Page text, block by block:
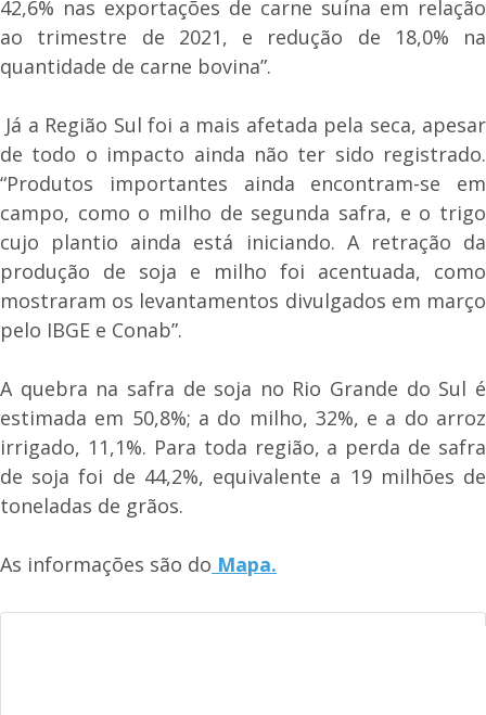
42,6% nas exportações de carne suína em relação
ao trimestre de 2021, e redução de 18,0% na
quantidade de carne bovina”.
Já a Região Sul foi a mais afetada pela seca, apesar
de todo o impacto ainda não ter sido registrado.
“Produtos importantes ainda encontram-se em
campo, como o milho de segunda safra, e o trigo
cujo plantio ainda está iniciando. A retração da
produção de soja e milho foi acentuada, como
mostraram os levantamentos divulgados em março
pelo IBGE e Conab”.
A quebra na safra de soja no Rio Grande do Sul é
estimada em 50,8%; a do milho, 32%, e a do arroz
irrigado, 11,1%. Para toda região, a perda de safra
de soja foi de 44,2%, equivalente a 19 milhões de
toneladas de grãos.
As informações são do Mapa.